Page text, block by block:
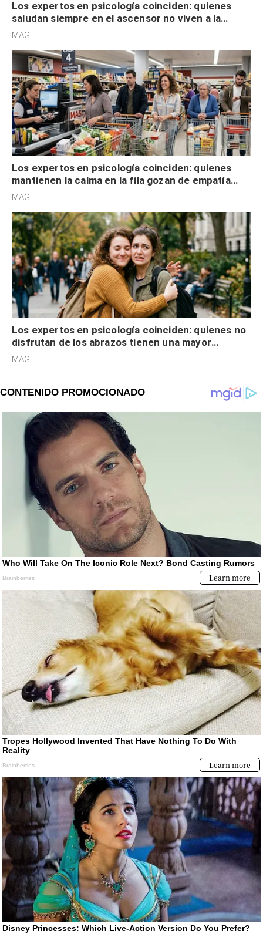
Los expertos en psicología coinciden: quienes
saludan siempre en el ascensor no viven a la
defensiva y tienen apertura social
MAG.
Los expertos en psicología coinciden: quienes
mantienen la calma en la fila gozan de empatía
cognitiva, gratitud y no solo tienen autocontrol
MAG.
Los expertos en psicología coinciden: quienes no
disfrutan de los abrazos tienen una mayor
sensibilidad a los estímulos físicos y no es por
MAG.